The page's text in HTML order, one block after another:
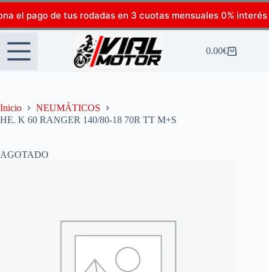
el pago de tus rodadas en 3 cuotas mensuales 0% interés
0.00€
Inicio
NEUMÁTICOS
HE. K 60 RANGER 140/80-18 70R TT M+S
AGOTADO